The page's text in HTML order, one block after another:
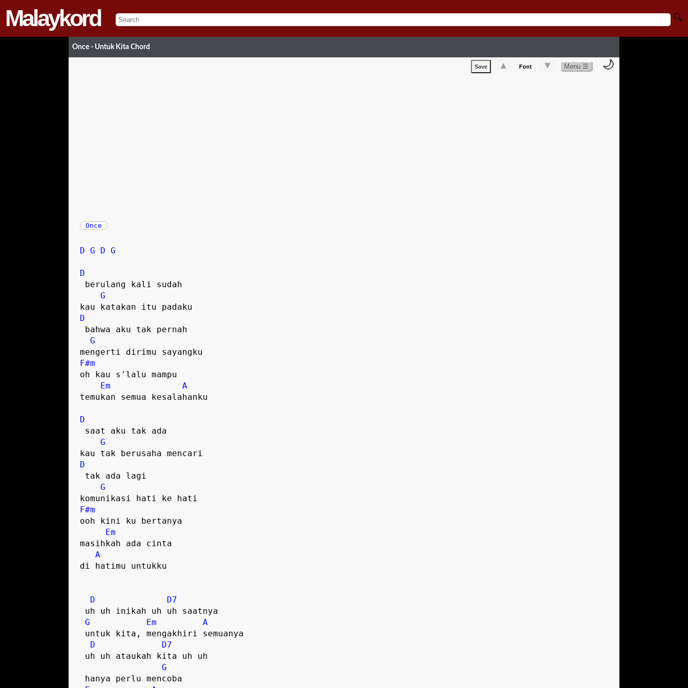
Malaykord 🔍
Once - Untuk Kita Chord
Save ▲ Font ▼ Menu ☰ 🌙
Once
D G D G
D
G
D
G
F#m
oh kau s'lalu mampu
Em
A
temukan semua kesalahanku
D
G
D
G
F#m
ooh kini ku bertanya
Em
masihkah ada cinta
A
di hatimu untukku
D
D7
G
Em
A
D
D7
G